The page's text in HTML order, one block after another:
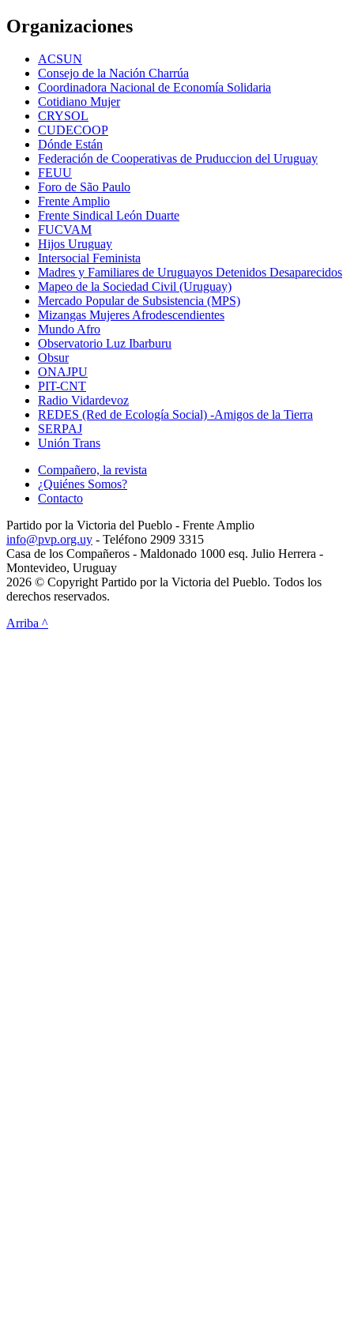
Organizaciones
ACSUN
Consejo de la Nación Charrúa
Coordinadora Nacional de Economía Solidaria
Cotidiano Mujer
CRYSOL
CUDECOOP
Dónde Están
Federación de Cooperativas de Pruduccion del Uruguay
FEUU
Foro de São Paulo
Frente Amplio
Frente Sindical León Duarte
FUCVAM
Hijos Uruguay
Intersocial Feminista
Madres y Familiares de Uruguayos Detenidos Desaparecidos
Mapeo de la Sociedad Civil (Uruguay)
Mercado Popular de Subsistencia (MPS)
Mizangas Mujeres Afrodescendientes
Mundo Afro
Observatorio Luz Ibarburu
Obsur
ONAJPU
PIT-CNT
Radio Vidardevoz
REDES (Red de Ecología Social) -Amigos de la Tierra
SERPAJ
Unión Trans
Compañero, la revista
¿Quiénes Somos?
Contacto
Partido por la Victoria del Pueblo - Frente Amplio
info@pvp.org.uy - Teléfono 2909 3315
Casa de los Compañeros - Maldonado 1000 esq. Julio Herrera -
Montevideo, Uruguay
2026 © Copyright Partido por la Victoria del Pueblo. Todos los
derechos reservados.
Arriba ^